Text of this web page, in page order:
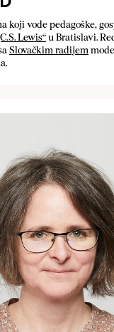
koji vode pedagoške,
S. Lewis“u Bratislavi.
Slovačkim radijem